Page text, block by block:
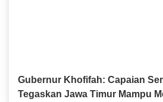
Gubernur Khofifah: Capaian
Tegaskan Jawa Timur Mampu